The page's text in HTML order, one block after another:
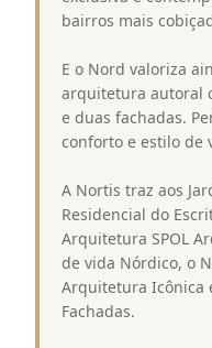
bairros mais
E o Nord valoriza
arquitetura autoral
e duas fachadas.
conforto e estilo de
A Nortis traz aos
Residencial do
Arquitetura SPOL
de vida Nórdico, o
Arquitetura Icônica
Fachadas.